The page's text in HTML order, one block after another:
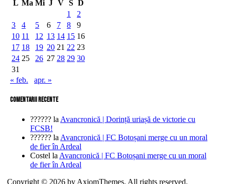
L Ma Mi J V S D
1
2
3
4 5 6 7 8
9
10 11 12 13 14 15 16
17 18 19 20 21 22 23
24 25 26 27 28 29 30
31
« feb.
apr. »
comentarii recente
?????? la Avancronică | Dorință uriașă de victorie cu
FCSB!
?????? la Avancronică | FC Botoșani merge cu un moral
de fier în Ardeal
Costel la Avancronică | FC Botoșani merge cu un moral
de fier în Ardeal
Copyright © 2026 by AxiomThemes. All rights reserved.